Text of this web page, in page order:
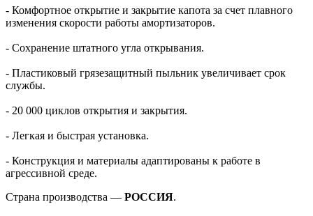
- Комфортное открытие и закрытие капота за счет плавного
изменения скорости работы амортизаторов.
- Сохранение штатного угла открывания.
- Пластиковый грязезащитный пыльник увеличивает срок
службы.
- 20 000 циклов открытия и закрытия.
- Легкая и быстрая установка.
- Конструкция и материалы адаптированы к работе в
агрессивной среде.
Страна производства — РОССИЯ.